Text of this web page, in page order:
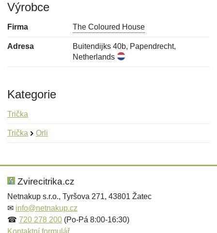
Výrobce
Firma The Coloured House
Adresa
Buitendijks 40b, Papendrecht,
Netherlands
Kategorie
Trička
Trička Orli
Hodnocení:
Jméno: *
Jméno:
E-mail:*
Zvirecitrika.cz
Netnakup s.r.o., Tyršova 271, 43801 Žatec
✉ info@netnakup.cz
☎ 720 278 200 (Po-Pá 8:00-16:30)
Kontaktní formulář